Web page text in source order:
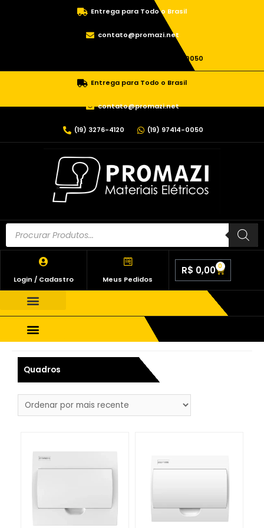
Entrega para Todo o Brasil
contato@promazi.net
(19) 97414-0050
Entrega para Todo o Brasil
contato@promazi.net
(19) 3276-4120 (19) 97414-0050
Login / Cadastro Meus Pedidos
R$ 0,00 0
Quadros